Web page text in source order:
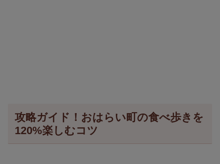
攻略ガイド！おはらい町の食べ歩きを
120%楽しむコツ